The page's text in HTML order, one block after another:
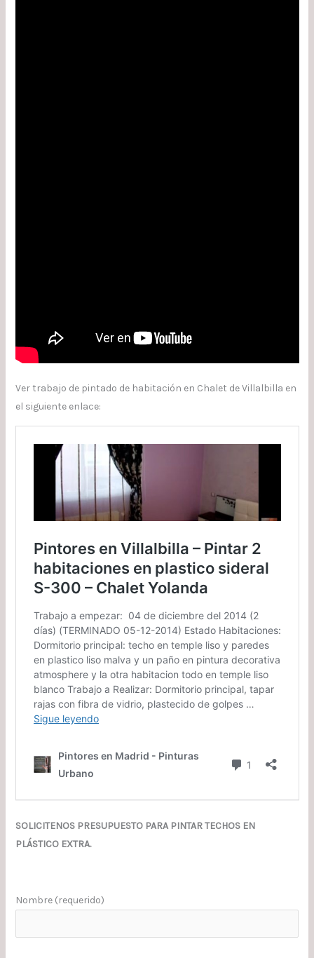
Ver trabajo de pintado de habitación en Chalet de Villalbilla en
el siguiente enlace:
SOLICITENOS PRESUPUESTO PARA PINTAR TECHOS EN
PLÁSTICO EXTRA.
Nombre (requerido)